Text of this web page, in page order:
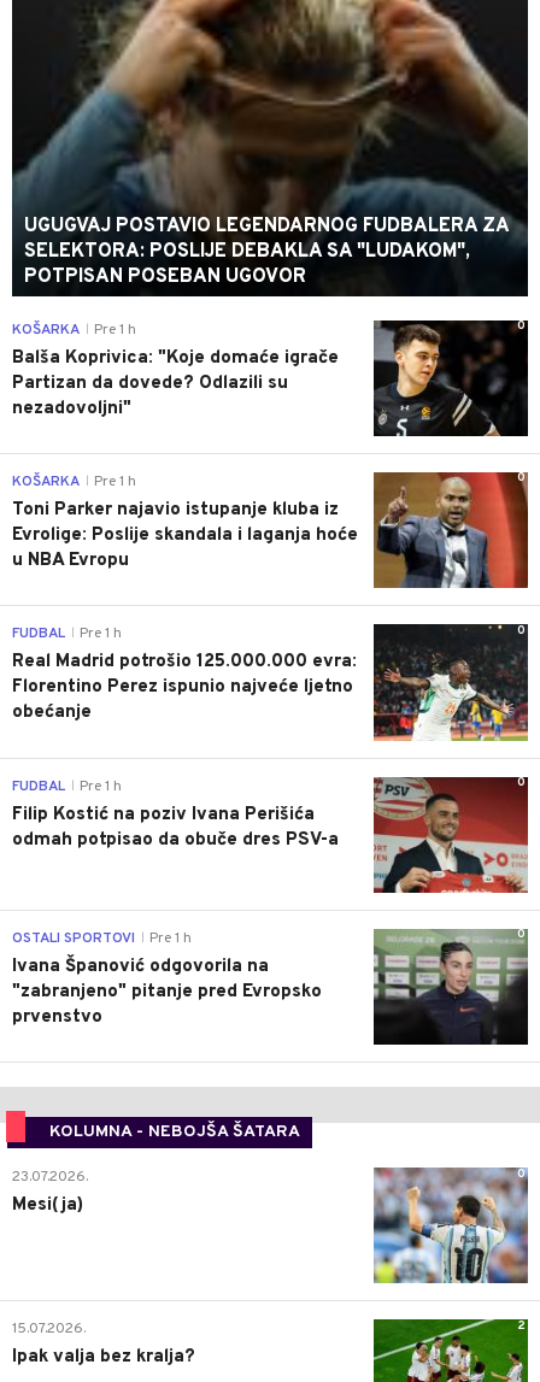
UGUGVAJ POSTAVIO LEGENDARNOG FUDBALERA ZA
SELEKTORA: POSLIJE DEBAKLA SA "LUDAKOM",
POTPISAN POSEBAN UGOVOR
0
KOŠARKA Pre 1 h
Balša Koprivica: "Koje domaće igrače
Partizan da dovede? Odlazili su
nezadovoljni"
0
KOŠARKA Pre 1 h
Toni Parker najavio istupanje kluba iz
Evrolige: Poslije skandala i laganja hoće
u NBA Evropu
0
FUDBAL Pre 1 h
Real Madrid potrošio 125.000.000 evra:
Florentino Perez ispunio najveće ljetno
obećanje
0
FUDBAL Pre 1 h
Filip Kostić na poziv Ivana Perišića
odmah potpisao da obuče dres PSV-a
0
OSTALI SPORTOVI Pre 1 h
Ivana Španović odgovorila na
"zabranjeno" pitanje pred Evropsko
prvenstvo
KOLUMNA - NEBOJŠA ŠATARA
0
23.07.2026.
Mesi(ja)
2
15.07.2026.
Ipak valja bez kralja?